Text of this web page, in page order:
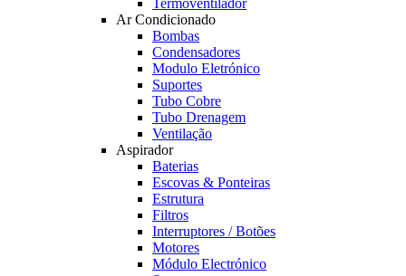
Termoventilador
Ar Condicionado
Bombas
Condensadores
Modulo Eletrónico
Suportes
Tubo Cobre
Tubo Drenagem
Ventilação
Aspirador
Baterias
Escovas & Ponteiras
Estrutura
Filtros
Interruptores / Botões
Motores
Módulo Electrónico